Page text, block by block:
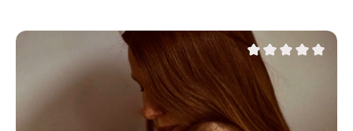
Durchschnittliche